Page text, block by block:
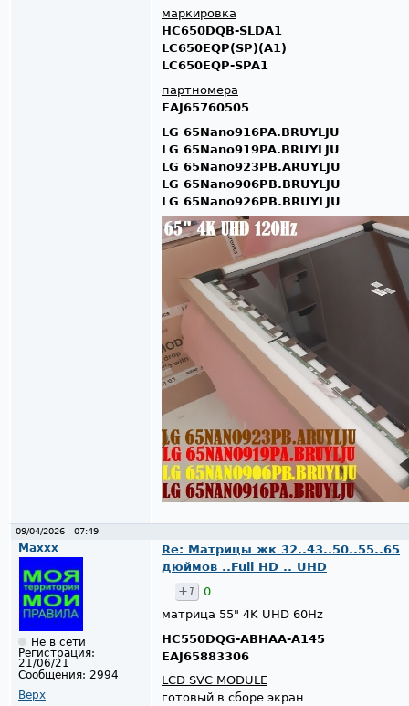
маркировка
HC650DQB-SLDA1
LC650EQP(SP)(A1)
LC650EQP-SPA1
партномера
EAJ65760505
LG 65Nano916PA.BRUYLJU
LG 65Nano919PA.BRUYLJU
LG 65Nano923PB.ARUYLJU
LG 65Nano906PB.BRUYLJU
LG 65Nano926PB.BRUYLJU
09/04/2026 - 07:49
Maxxx
Не в сети
Регистрация:
21/06/21
Сообщения: 2994
Верх
Re: Матрицы жк 32..43..50..55..65
дюймов ..Full HD .. UHD
+1
0
матрица 55" 4K UHD 60Hz
HC550DQG-ABHAA-A145
EAJ65883306
LCD SVC MODULE
готовый в сборе экран